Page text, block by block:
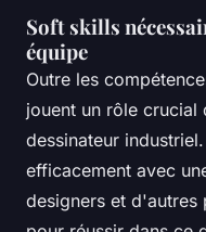
Soft skills
équipe
Outre les
jouent un rôle crucial
dessinateur
efficacement avec
designers et d'autres